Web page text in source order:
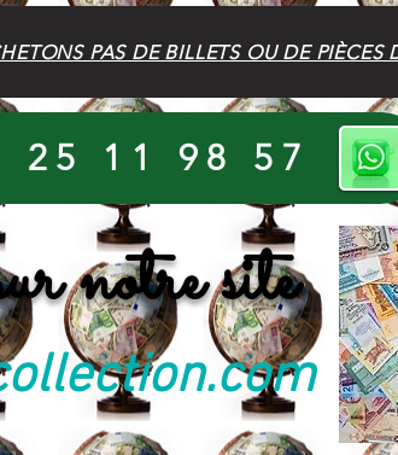
PAS DE BILLETS OU DE PIÈCES
25 11 98 57
notre site